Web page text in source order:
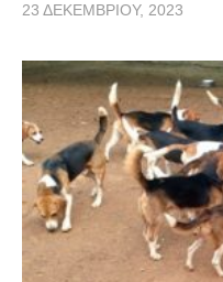
23 ΔΕΚΕΜΒΡΊΟΥ, 2023